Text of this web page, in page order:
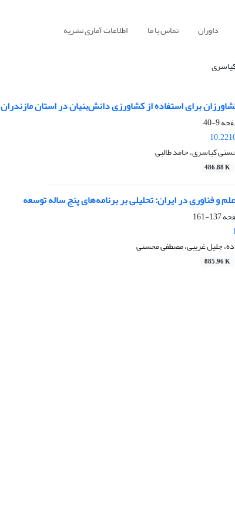
داوران تماس با ما اطلاعات آماری نشریه
برای استفاده از کشاورزی دانش‌بنیان در استان مازندران
9-40
کیاسری، حامد طالبی
486.88 K
فناوری در ایران: تحلیلی بر برنامه‌های پنج ساله توسعه
137-161
جلیل غریبی، مصطفی محسنی
885.96 K